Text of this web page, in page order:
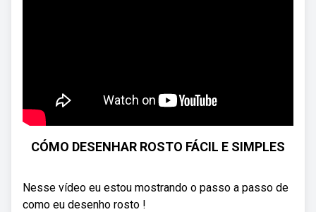
CÓMO DESENHAR ROSTO FÁCIL E SIMPLES
Nesse vídeo eu estou mostrando o passo a passo de
como eu desenho rosto !